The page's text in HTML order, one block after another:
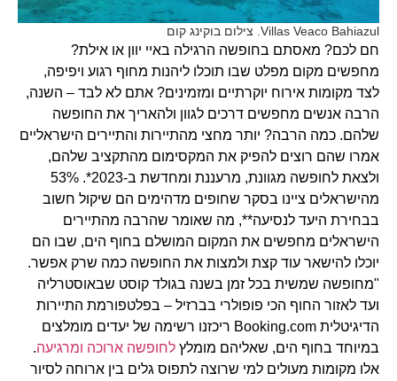
Villas Veaco Bahiazul. צילום בוקינג קום
חם לכם? מאסתם בחופשה הרגילה באיי יוון או אילת?
מחפשים מקום מפלט שבו תוכלו ליהנות מחוף רגוע ויפיפה,
לצד מקומות אירוח יוקרתיים ומזמינים? אתם לא לבד – השנה,
הרבה אנשים מחפשים דרכים לגוון ולהאריך את החופשה
שלהם. כמה הרבה? יותר מחצי מהתיירות והתיירים הישראליים
אמרו שהם רוצים להפיק את המקסימום מהתקציב שלהם,
ולצאת לחופשה מגוונת, מרעננת ומחדשת ב-2023*. 53%
מהישראלים ציינו בסקר שחופים מדהימים הם שיקול חשוב
בבחירת היעד לנסיעה**, מה שאומר שהרבה מהתיירים
הישראלים מחפשים את המקום המושלם בחוף הים, שבו הם
יוכלו להישאר עוד קצת ולמצות את החופשה כמה שרק אפשר.
"מחופשה שמשית בכל זמן בשנה בגולד קוסט שבאוסטרליה
ועד לאזור החוף הכי פופולרי בברזיל – בפלטפורמת התיירות
הדיגיטלית Booking.com ריכזנו רשימה של יעדים מומלצים
במיוחד בחוף הים, שאליהם מומלץלחופשה ארוכה ומרגיעה.
אלו מקומות מעולים למי שרוצה לתפוס גלים בין ארוחה לסיור